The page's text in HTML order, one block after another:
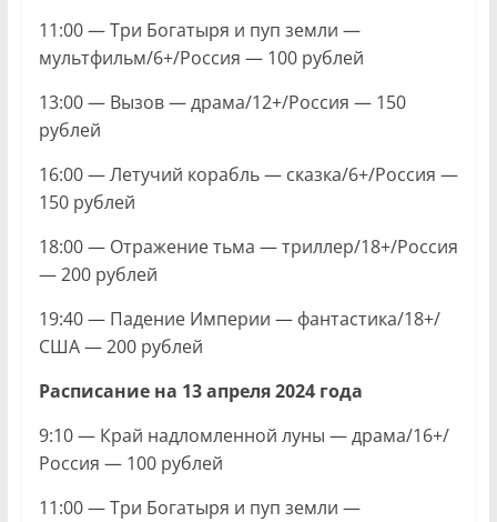
11:00 — Три Богатыря и пуп земли —
мультфильм/6+/Россия — 100 рублей
13:00 — Вызов — драма/12+/Россия — 150
рублей
16:00 — Летучий корабль — сказка/6+/Россия —
150 рублей
18:00 — Отражение тьма — триллер/18+/Россия
— 200 рублей
19:40 — Падение Империи — фантастика/18+/
США — 200 рублей
Расписание на 13 апреля 2024 года
9:10 — Край надломленной луны — драма/16+/
Россия — 100 рублей
11:00 — Три Богатыря и пуп земли —